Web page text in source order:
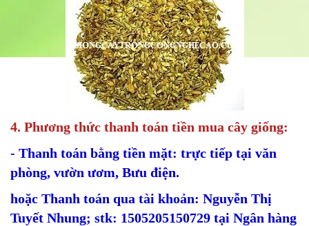
4. Phương thức thanh toán tiền mua cây giống:
- Thanh toán bằng tiền mặt: trực tiếp tại văn
phòng, vườn ươm, Bưu điện.
hoặc Thanh toán qua tài khoản: Nguyễn Thị
Tuyết Nhung; stk: 1505205150729 tại Ngân hàng